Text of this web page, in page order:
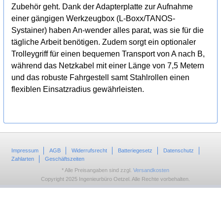
Zubehör geht. Dank der Adapterplatte zur Aufnahme
einer gängigen Werkzeugbox (L-Boxx/TANOS-
Systainer) haben An-wender alles parat, was sie für die
tägliche Arbeit benötigen. Zudem sorgt ein optionaler
Trolleygriff für einen bequemen Transport von A nach B,
während das Netzkabel mit einer Länge von 7,5 Metern
und das robuste Fahrgestell samt Stahlrollen einen
flexiblen Einsatzradius gewährleisten.
Impressum AGB Widerrufsrecht Batteriegesetz
Datenschutz
Zahlarten
Geschäftszeiten
* Alle Preisangaben sind zzgl. Versandkosten
Copyright 2025 Ingenieurbüro Oetzel. Alle Rechte vorbehalten.